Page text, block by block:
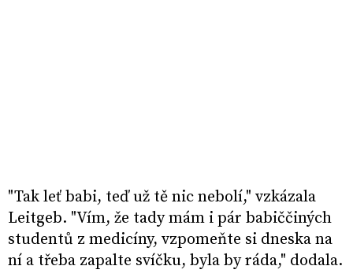
"Tak leť babi, teď už tě nic nebolí," vzkázala
Leitgeb. "Vím, že tady mám i pár babiččiných
studentů z medicíny, vzpomeňte si dneska na
ní a třeba zapalte svíčku, byla by ráda," dodala.